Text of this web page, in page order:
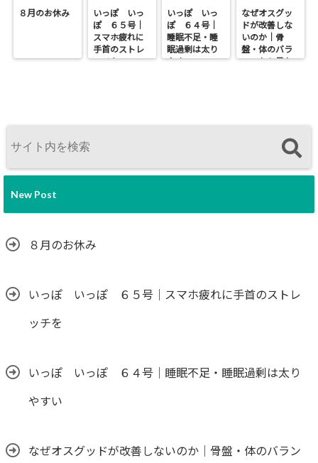
８月のお休み
いっぽ いっ
ぽ ６５号｜
スマホ疲れに
手首のストレ
ッチを
いっぽ いっ
ぽ ６４号｜
睡眠不足・睡
眠過剰は太り
やすい
なぜオスグッ
ドが改善しな
いのか｜骨
盤・体のバラ
ンスから見た
New Post
８月のお休み
いっぽ いっぽ ６５号｜スマホ疲れに手首のストレ
ッチを
いっぽ いっぽ ６４号｜睡眠不足・睡眠過剰は太り
やすい
なぜオスグッドが改善しないのか｜骨盤・体のバラン